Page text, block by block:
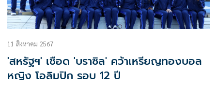
11 สิงหาคม 2567
'สหรัฐฯ' เชือด 'บราซิล' คว้าเหรียญทองบอล
หญิง โอลิมปิก รอบ 12 ปี